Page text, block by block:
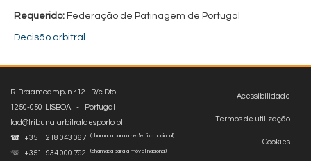
Requerido: Federação de Patinagem de Portugal
Decisão arbitral
Acessibilidade
Termos de utilização
Cookies
R. Braamcamp, n.º 12 - R/c Dto.
1250-050 LISBOA - Portugal
tad@tribunalarbitraldesporto.pt
☎ +351 218 043 067
(chamada para a rede fixa nacional)
☏ +351 934 000 792 (chamada para a móvel nacional)